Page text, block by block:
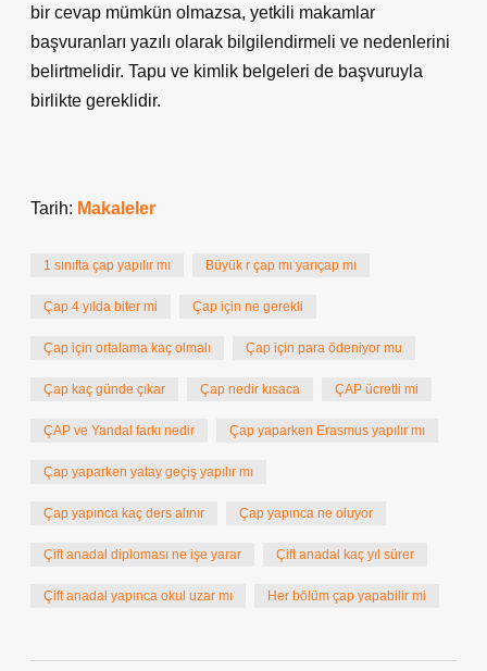
bir cevap mümkün olmazsa, yetkili makamlar
başvuranları yazılı olarak bilgilendirmeli ve nedenlerini
belirtmelidir. Tapu ve kimlik belgeleri de başvuruyla
birlikte gereklidir.
Tarih: Makaleler
1 sınıfta çap yapılır mı Büyük r çap mı yarıçap mı
Çap 4 yılda biter mi Çap için ne gerekli
Çap için ortalama kaç olmalı Çap için para ödeniyor mu
Çap kaç günde çıkar Çap nedir kısaca ÇAP ücretli mi
ÇAP ve Yandal farkı nedir Çap yaparken Erasmus yapılır mı
Çap yaparken yatay geçiş yapılır mı
Çap yapınca kaç ders alınır Çap yapınca ne oluyor
Çift anadal diploması ne işe yarar Çift anadal kaç yıl sürer
Çift anadal yapınca okul uzar mı Her bölüm çap yapabilir mi